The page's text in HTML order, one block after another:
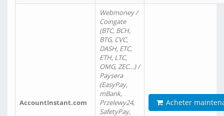
AccountInstant.com
Webmoney /
Coingate
(BTC, BCH,
BTG, CVC,
DASH, ETC,
ETH, LTC,
OMG, ZEC…) /
Paysera
(EasyPay,
mBank,
Przelewy24,
SafetyPay,
Acheter